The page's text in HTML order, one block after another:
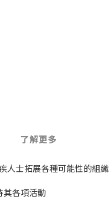
了解更多
士拓展各種可能性的組
各項活動